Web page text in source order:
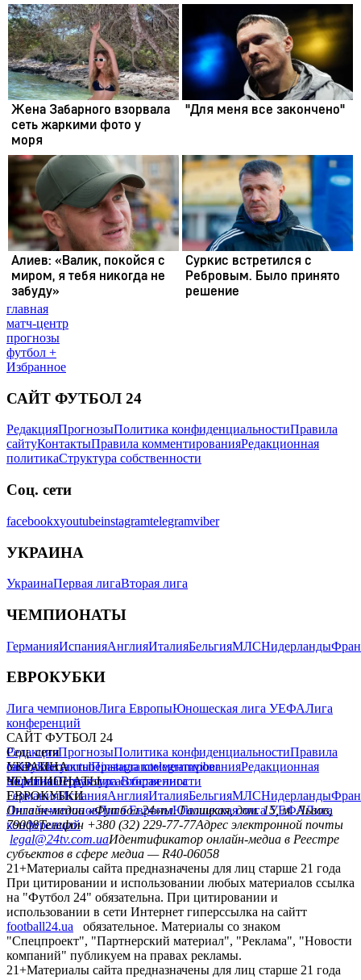
главная
матч-центр
прогнозы
футбол +
Избранное
САЙТ ФУТБОЛ 24
РедакцияПрогнозыПолитика конфиденциальностиПравила
сайтуКонтактыПравила комментированияРедакционная
политикаСтруктура собственности
Соц. сети
facebookxyoutubeinstagramtelegramviber
УКРАИНА
УкраинаПервая лигаВторая лига
ЧЕМПИОНАТЫ
ГерманияИспанияАнглияИталияБельгияМЛСНидерланды
ЕВРОКУБКИ
Лига чемпионовЛига ЕвропыЮношеская лига УЕФАЛига
конференций
САЙТ ФУТБОЛ 24
РедакцияПрогнозыПолитика конфиденциальностиПравила
сайтуКонтактыПравила комментированияРедакционная
политикаСтруктура собственности
Соц. сети
facebookxyoutubeinstagramtelegramviber
УКРАИНА
УкраинаПервая лигаВторая лига
ЧЕМПИОНАТЫ
ГерманияИспанияАнглияИталияБельгияМЛСНидерланды
ЕВРОКУБКИ
Лига чемпионовЛига ЕвропыЮношеская лига УЕФАЛига
конференций
Онлайн-медиа «Футбол 24»пл. Галицкая, дом. 15, м. Львов,
79008Телефон +380 (32) 229-77-77Адрес электронной почты
legal@24tv.com.uaИдентификатор онлайн-медиа в Реестре
субъектов в сфере медиа — R40-06058
21+Материалы сайта предназначены для лиц старше 21 года
При цитировании и использовании любых материалов ссылка
на "Футбол 24" обязательна. При цитировании и
использовании в сети Интернет гиперссылка на сайтт
football24.ua
обязательное. Материалы со знаком
"Спецпроект", "Партнерский материал", "Реклама", "Новости
компаний" публикуем на правах рекламы.
21+Материалы сайта предназначены для лиц старше 21 года